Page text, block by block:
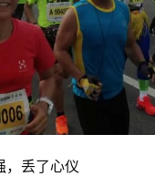
，丢了心仪